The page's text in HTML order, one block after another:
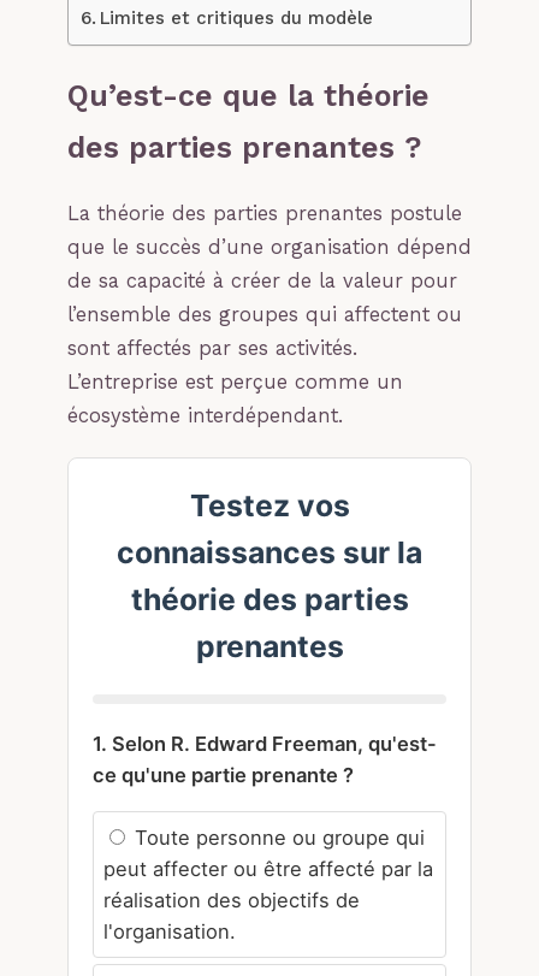
Limites et critiques du modèle
Qu’est-ce que la théorie
des parties prenantes ?
La théorie des parties prenantes postule
que le succès d’une organisation dépend
de sa capacité à créer de la valeur pour
l’ensemble des groupes qui affectent ou
sont affectés par ses activités.
L’entreprise est perçue comme un
écosystème interdépendant.
Testez vos
connaissances sur la
théorie des parties
prenantes
1. Selon R. Edward Freeman, qu'est-
ce qu'une partie prenante ?
Toute personne ou groupe qui
peut affecter ou être affecté par la
réalisation des objectifs de
l'organisation.